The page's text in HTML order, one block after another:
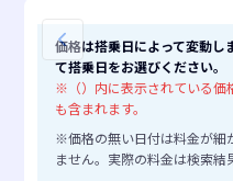
価格は搭乗日によって変動し
て搭乗日をお選びください。
※（）内に表示されている価
も含まれます。
※価格の無い日付は料金が細
ません。実際の料金は検索結